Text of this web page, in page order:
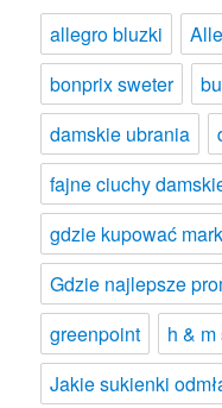
allegro bluzki
bonprix sweter
damskie ubrania
fajne ciuchy
gdzie kupować
Gdzie najlepsze
greenpoint
h &
Jakie sukienki